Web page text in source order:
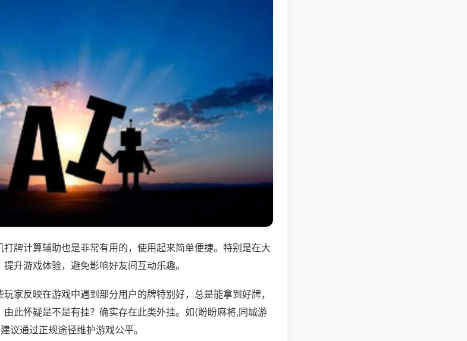
牌计算辅助也是非常有用的，使用起来简单便捷。特别是在大
升游戏体验，避免影响好友间互动乐趣。
家反映在游戏中遇到部分用户的牌特别好，总是能拿到好牌，
此怀疑是不是有挂？确实存在此类外挂。如(盼盼麻将,同城游
议通过正规途径维护游戏公平。